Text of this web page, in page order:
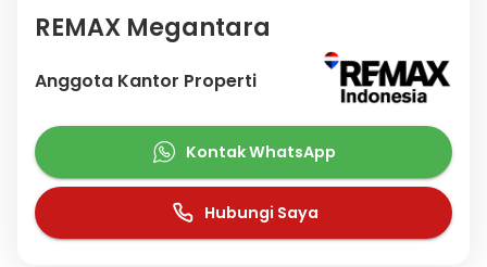
REMAX Megantara
Anggota Kantor Properti
Kontak WhatsApp
Hubungi Saya